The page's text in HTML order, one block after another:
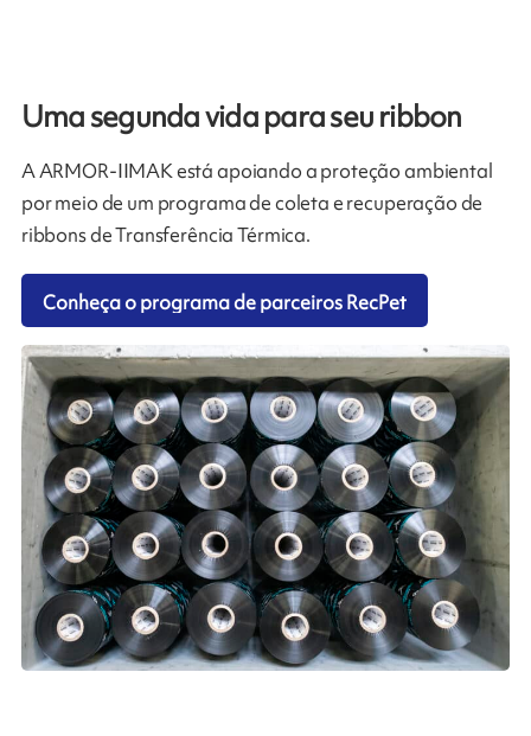
Uma segunda vida para seu ribbon
A ARMOR-IIMAK está apoiando a proteção ambiental
por meio de um programa de coleta e recuperação de
ribbons de Transferência Térmica.
Conheça o programa de parceiros RecPet